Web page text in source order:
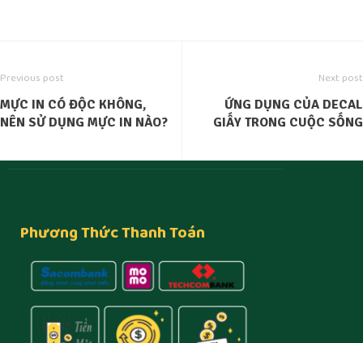
Previous post
MỰC IN CÓ ĐỘC KHÔNG,
NÊN SỬ DỤNG MỰC IN NÀO?
Next post
ỨNG DỤNG CỦA DECAL
GIẤY TRONG CUỘC SỐNG
Phương Thức Thanh Toán